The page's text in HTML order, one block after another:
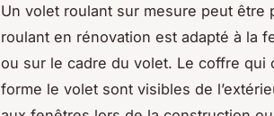
Un volet roulant sur mesure peut
roulant en rénovation est adapté à la
ou sur le cadre du volet. Le coffre qui
forme le volet sont visibles de